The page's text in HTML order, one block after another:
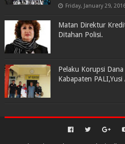
Friday, January 29,
Matan Direktur
Ditahan Polisi.
Pelaku Korupsi
Kabapaten